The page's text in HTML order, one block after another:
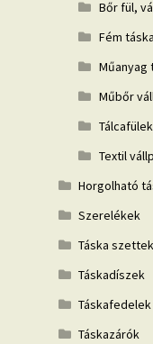
Bőr fül,
Fém
Műanyag
Műbőr
Tálcafülek
Textil
Horgolható
Szerelékek
Táska szettek
Táskadíszek
Táskafedelek
Táskazárók